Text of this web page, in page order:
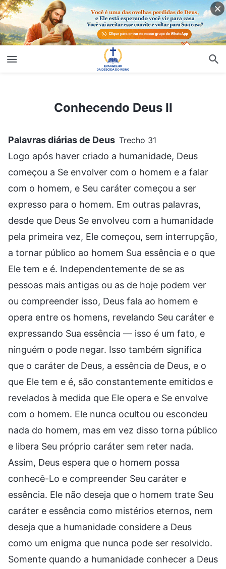
Conhecendo Deus II
Palavras diárias de Deus Trecho 31
Logo após haver criado a humanidade, Deus
começou a Se envolver com o homem e a falar
com o homem, e Seu caráter começou a ser
expresso para o homem. Em outras palavras,
desde que Deus Se envolveu com a humanidade
pela primeira vez, Ele começou, sem interrupção,
a tornar público ao homem Sua essência e o que
Ele tem e é. Independentemente de se as
pessoas mais antigas ou as de hoje podem ver
ou compreender isso, Deus fala ao homem e
opera entre os homens, revelando Seu caráter e
expressando Sua essência — isso é um fato, e
ninguém o pode negar. Isso também significa
que o caráter de Deus, a essência de Deus, e o
que Ele tem e é, são constantemente emitidos e
revelados à medida que Ele opera e Se envolve
com o homem. Ele nunca ocultou ou escondeu
nada do homem, mas em vez disso torna público
e libera Seu próprio caráter sem reter nada.
Assim, Deus espera que o homem possa
conhecê-Lo e compreender Seu caráter e
essência. Ele não deseja que o homem trate Seu
caráter e essência como mistérios eternos, nem
deseja que a humanidade considere a Deus
como um enigma que nunca pode ser resolvido.
Somente quando a humanidade conhecer a Deus